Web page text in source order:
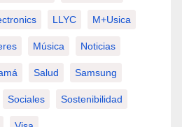
LLYC M+usica
Música Noticias
Salud Samsung
Sociales Sostenibilidad